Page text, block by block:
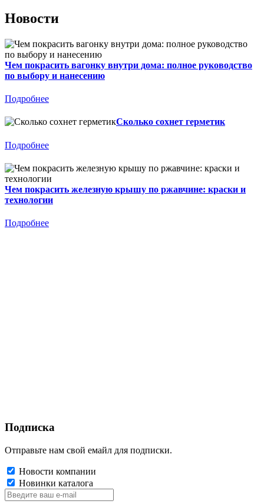
Новости
Чем покрасить вагонку внутри дома: полное руководство
по выбору и нанесению
Подробнее
Сколько сохнет герметик
Подробнее
Чем покрасить железную крышу по ржавчине: краски и
технологии
Подробнее
Подписка
Отправьте нам свой емайл для подписки.
Новости компании
Новинки каталога